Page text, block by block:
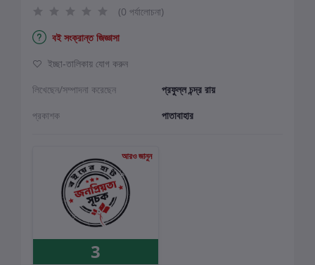
(0 পর্যালোচনা)
বই সংক্রান্ত জিজ্ঞাসা
ইচ্ছা-তালিকায় যোগ করুন
লিখেছেন/সম্পাদনা করেছেন
প্রফুল্ল চন্দ্র রায়
প্রকাশক
পাতাবাহার
আরও জানুন
3